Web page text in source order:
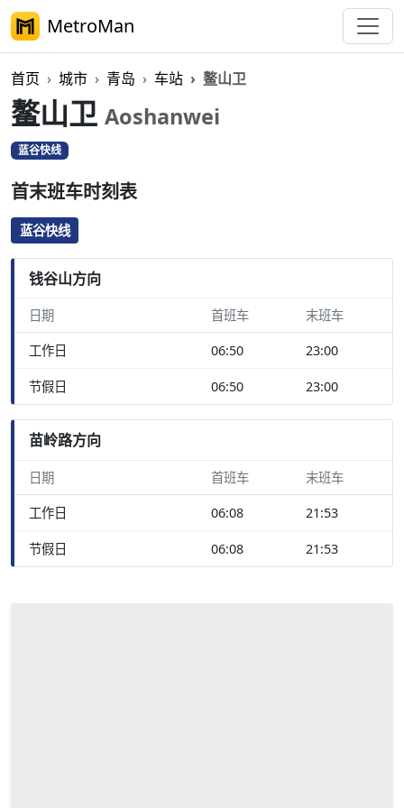
MetroMan
首页 城市 青岛 车站 鳌山卫
鳌山卫 Aoshanwei
蓝谷快线
首末班车时刻表
蓝谷快线
钱谷山方向
日期 首班车 末班车
工作日 06:50 23:00
节假日 06:50 23:00
苗岭路方向
日期 首班车 末班车
工作日 06:08 21:53
节假日 06:08 21:53